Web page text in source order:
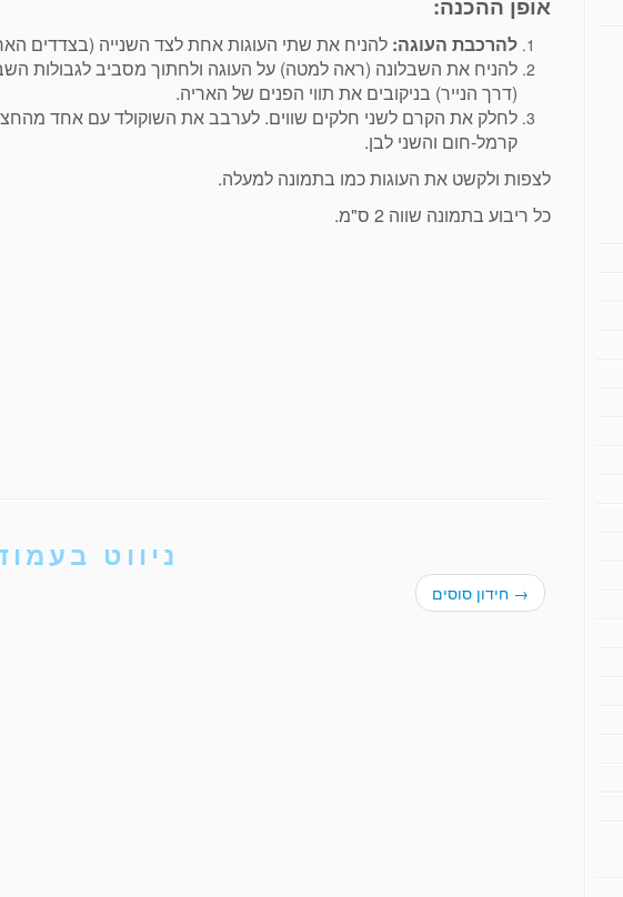
אופן ההכנה:
להרכבת העוגה: להניח את שתי העוגות אחת לצד השנייה (בצדדים
להניח את השבלונה (ראה למטה) על העוגה ולחתוך מסביב לגבולות
(דרך הנייר) בניקובים את תווי הפנים של האריה.
לחלק את הקרם לשני חלקים שווים. לערבב את השוקולד עם אחד
קרמל-חום והשני לבן.
לצפות ולקשט את העוגות כמו בתמונה למעלה.
כל ריבוע בתמונה שווה 2 ס"מ.
ניווט
→ חידון סוסים